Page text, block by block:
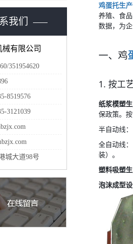
我们
有限公司
351954620
8519576
3121039
城大道98号
鸡蛋托生
养殖、食
数据，为
一、鸡
1. 按工
纸浆模塑
保政策。
半自动线
全自动线
装）。
塑料吸塑
泡沫成型